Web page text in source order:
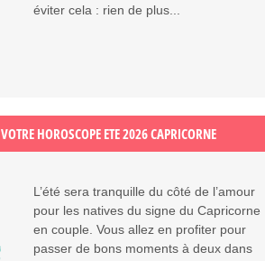
éviter cela : rien de plus...
VOTRE HOROSCOPE ETE 2026 CAPRICORNE
L’été sera tranquille du côté de l’amour
pour les natives du signe du Capricorne
en couple. Vous allez en profiter pour
passer de bons moments à deux dans